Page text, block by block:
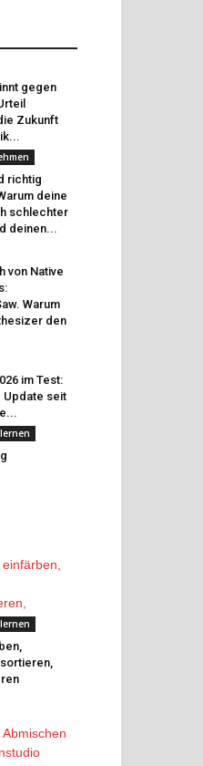
gegen
Zukunft
richtig
deine
schlechter
deinen...
von Native
Warum
den
im Test:
Update seit